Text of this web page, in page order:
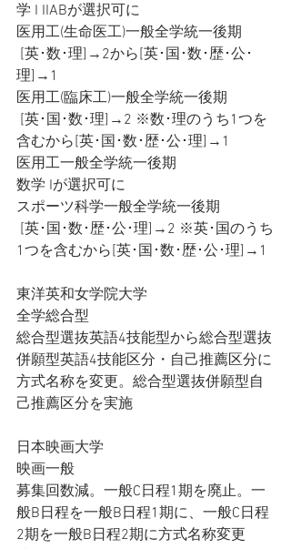
学 I IIABが選択可に
医用工(生命医工)一般全学統一後期
理]→1
医用工(臨床工)一般全学統一後期
含むから[英･国･数･歴･公･理]→1
医用工一般全学統一後期
数学 Iが選択可に
スポーツ科学一般全学統一後期
1つを含むから[英･国･数･歴･公･理]→1
東洋英和女学院大学
全学総合型
総合型選抜英語4技能型から総合型選抜
併願型英語4技能区分・自己推薦区分に
方式名称を変更。総合型選抜併願型自
己推薦区分を実施
日本映画大学
映画一般
募集回数減。一般C日程1期を廃止。一
般B日程を一般B日程1期に、一般C日程
2期を一般B日程2期に方式名称変更